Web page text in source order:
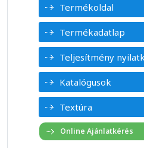
Termékoldal
Termékadatlap
Teljesítmény
Katalógusok
Textúra